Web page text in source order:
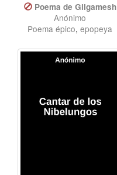
Poema de Gilgamesh
Anónimo
Poema épico, epopeya